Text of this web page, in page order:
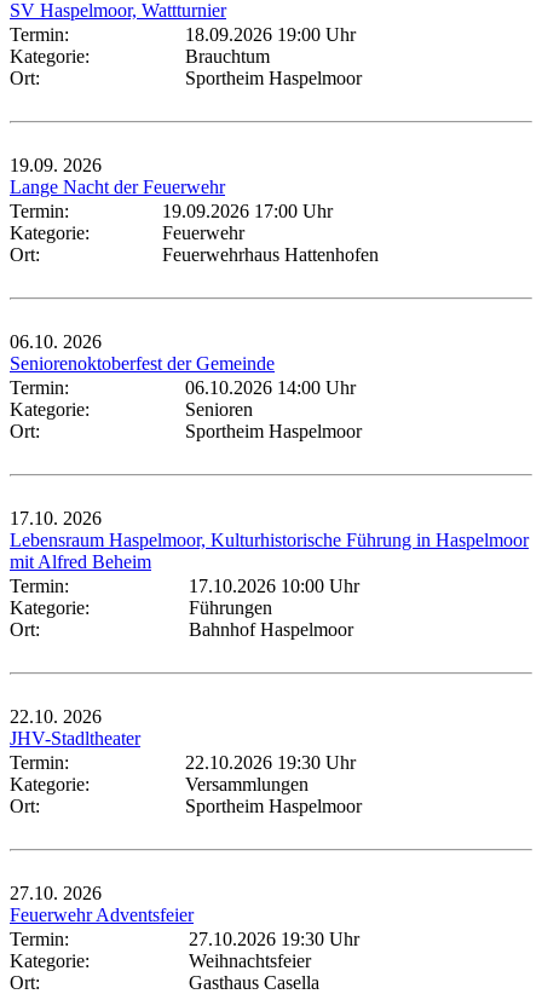
SV Haspelmoor, Wattturnier
Termin:
18.09.2026 19:00 Uhr
Kategorie:
Brauchtum
Ort:
Sportheim Haspelmoor
19.09. 2026
Lange Nacht der Feuerwehr
Termin:
19.09.2026 17:00 Uhr
Kategorie:
Feuerwehr
Ort:
Feuerwehrhaus Hattenhofen
06.10. 2026
Seniorenoktoberfest der Gemeinde
Termin:
06.10.2026 14:00 Uhr
Kategorie:
Senioren
Ort:
Sportheim Haspelmoor
17.10. 2026
Lebensraum Haspelmoor, Kulturhistorische Führung in Haspelmoor
mit Alfred Beheim
Termin:
17.10.2026 10:00 Uhr
Kategorie:
Führungen
Ort:
Bahnhof Haspelmoor
22.10. 2026
JHV-Stadltheater
Termin:
22.10.2026 19:30 Uhr
Kategorie:
Versammlungen
Ort:
Sportheim Haspelmoor
27.10. 2026
Feuerwehr Adventsfeier
Termin:
27.10.2026 19:30 Uhr
Kategorie:
Weihnachtsfeier
Ort:
Gasthaus Casella